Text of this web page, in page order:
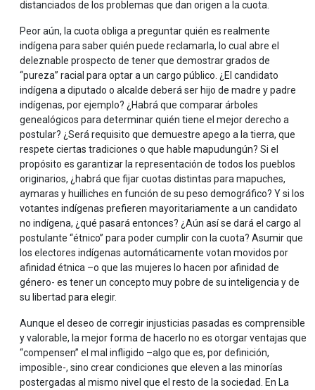
distanciados de los problemas que dan origen a la cuota.
Peor aún, la cuota obliga a preguntar quién es realmente
indígena para saber quién puede reclamarla, lo cual abre el
deleznable prospecto de tener que demostrar grados de
“pureza” racial para optar a un cargo público. ¿El candidato
indígena a diputado o alcalde deberá ser hijo de madre y padre
indígenas, por ejemplo? ¿Habrá que comparar árboles
genealógicos para determinar quién tiene el mejor derecho a
postular? ¿Será requisito que demuestre apego a la tierra, que
respete ciertas tradiciones o que hable mapudungún? Si el
propósito es garantizar la representación de todos los pueblos
originarios, ¿habrá que fijar cuotas distintas para mapuches,
aymaras y huilliches en función de su peso demográfico? Y si los
votantes indígenas prefieren mayoritariamente a un candidato
no indígena, ¿qué pasará entonces? ¿Aún así se dará el cargo al
postulante “étnico” para poder cumplir con la cuota? Asumir que
los electores indígenas automáticamente votan movidos por
afinidad étnica –o que las mujeres lo hacen por afinidad de
género- es tener un concepto muy pobre de su inteligencia y de
su libertad para elegir.
Aunque el deseo de corregir injusticias pasadas es comprensible
y valorable, la mejor forma de hacerlo no es otorgar ventajas que
“compensen” el mal infligido –algo que es, por definición,
imposible-, sino crear condiciones que eleven a las minorías
postergadas al mismo nivel que el resto de la sociedad. En La